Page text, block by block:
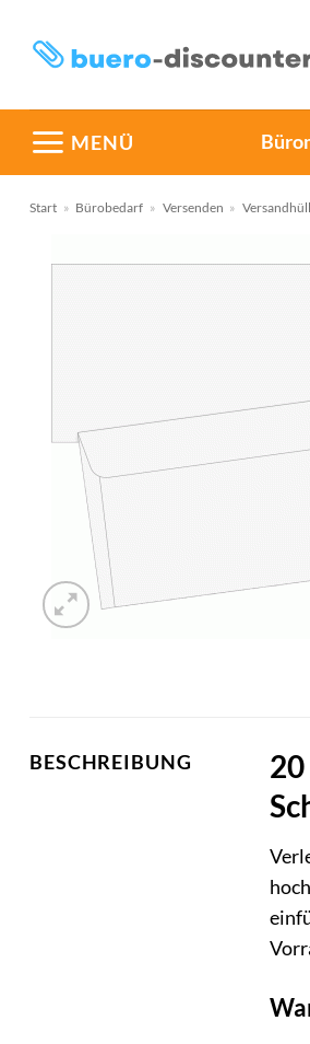
Inhalt
springen
MENÜ
Start » Bürobedarf » Versenden »
BESCHREIBUNG